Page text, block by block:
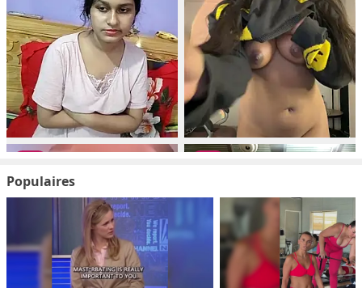
Populaires